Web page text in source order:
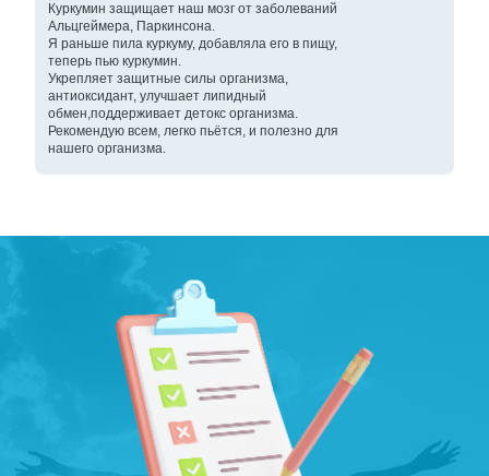
Куркумин защищает наш мозг от заболеваний
Альцгеймера, Паркинсона.
Я раньше пила куркуму, добавляла его в пищу,
теперь пью куркумин.
Укрепляет защитные силы организма,
антиоксидант, улучшает липидный
обмен,поддерживает детокс организма.
Рекомендую всем, легко пьётся, и полезно для
нашего организма.